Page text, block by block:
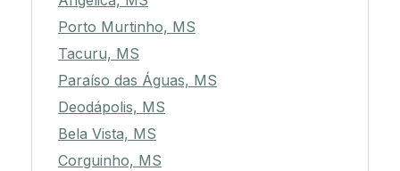
Porto Murtinho, MS
Tacuru, MS
Paraíso das Águas, MS
Deodápolis, MS
Bela Vista, MS
Corguinho, MS